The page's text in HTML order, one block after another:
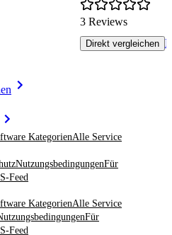
3 Reviews
Direkt vergleichen
KategorienAlle Service
NutzungsbedingungenFür
Feed
KategorienAlle Service
Für
Feed